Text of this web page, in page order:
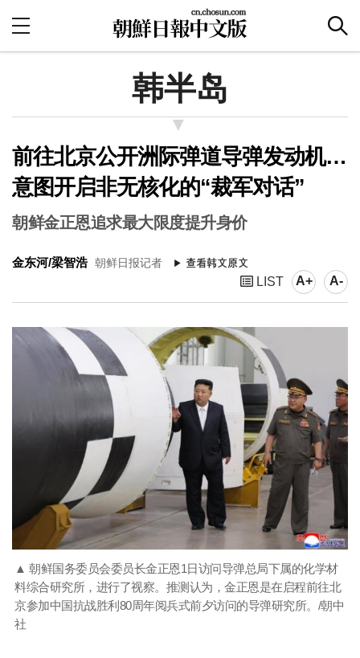
韩半岛
前往北京公开洲际弹道导弹发动机…
意图开启非无核化的“裁军对话”
朝鲜金正恩追求最大限度提升身价
金东河/梁智浩 朝鲜日报记者
LIST A+ A-
▲ 朝鲜国务委员会委员长金正恩1日访问导弹总局下属的化学材
料综合研究所，进行了视察。推测认为，金正恩是在启程前往北
京参加中国抗战胜利80周年阅兵式前夕访问的导弹研究所。/朝中
社